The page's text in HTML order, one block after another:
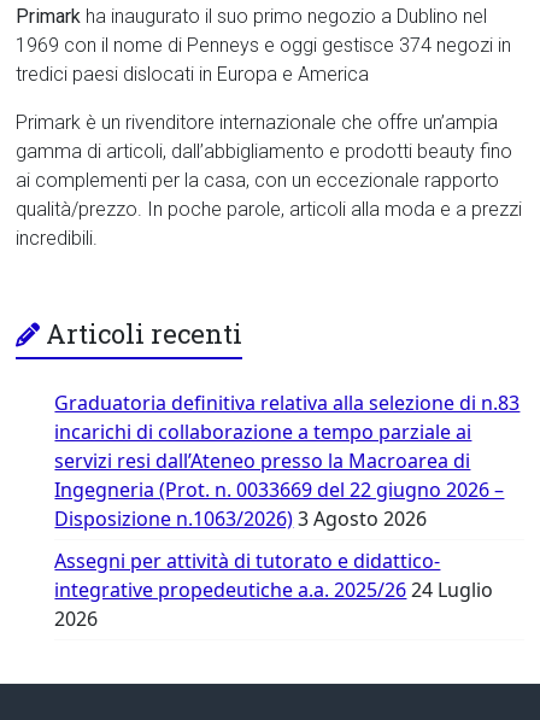
Primark ha inaugurato il suo primo negozio a Dublino nel
1969 con il nome di Penneys e oggi gestisce 374 negozi in
tredici paesi dislocati in Europa e America
Primark è un rivenditore internazionale che offre un’ampia
gamma di articoli, dall’abbigliamento e prodotti beauty fino
ai complementi per la casa, con un eccezionale rapporto
qualità/prezzo. In poche parole, articoli alla moda e a prezzi
incredibili.
Articoli recenti
Graduatoria definitiva relativa alla selezione di n.83
incarichi di collaborazione a tempo parziale ai
servizi resi dall’Ateneo presso la Macroarea di
Ingegneria (Prot. n. 0033669 del 22 giugno 2026 –
Disposizione n.1063/2026) 3 Agosto 2026
Assegni per attività di tutorato e didattico-
integrative propedeutiche a.a. 2025/26 24 Luglio
2026